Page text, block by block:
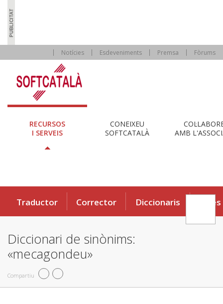
Notícies Esdeveniments Premsa Fòrums
RECURSOS
I SERVEIS
CONEIXEU
SOFTCATALÀ
AMB
Traductor Corrector Diccionaris Eines
Diccionari de sinònims:
«mecagondeu»
Compartiu